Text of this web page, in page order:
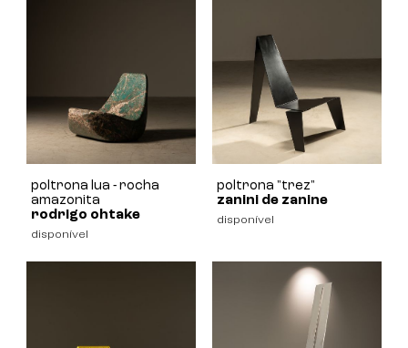
poltrona lua - rocha
amazonita
rodrigo ohtake
disponível
poltrona "trez"
zanini de zanine
disponível